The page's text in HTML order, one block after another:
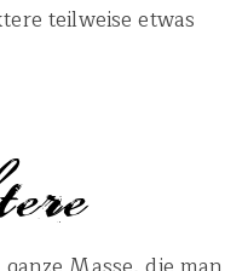
teilweise etwas